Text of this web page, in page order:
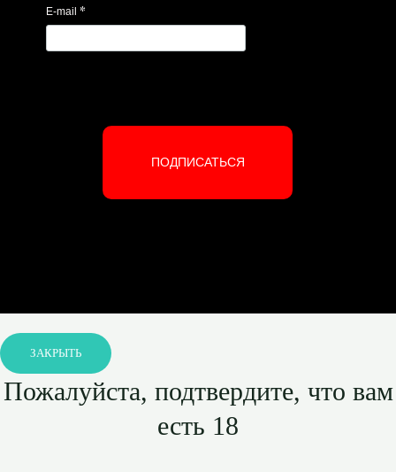
E-mail *
ПОДПИСАТЬСЯ
ЗАКРЫТЬ
Пожалуйста, подтвердите, что вам
есть 18